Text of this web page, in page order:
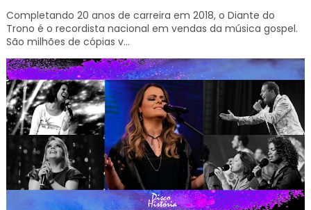
Completando 20 anos de carreira em 2018, o Diante do
Trono é o recordista nacional em vendas da música gospel.
São milhões de cópias v...